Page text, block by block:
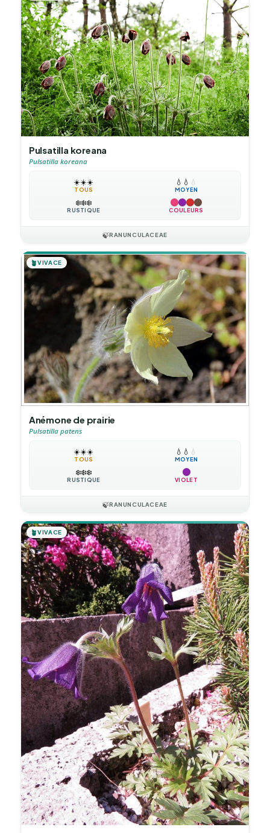
Pulsatilla koreana
Pulsatilla koreana
☀️☀️☀️
TOUS
💧 💧 💧
MOYEN
❄️❄️❄️
RUSTIQUE COULEURS
🍃RANUNCULACEAE
🪴VIVACE
Anémone de prairie
Pulsatilla patens
☀️☀️☀️
TOUS
💧 💧 💧
MOYEN
❄️❄️❄️
RUSTIQUE VIOLET
🍃RANUNCULACEAE
🪴VIVACE